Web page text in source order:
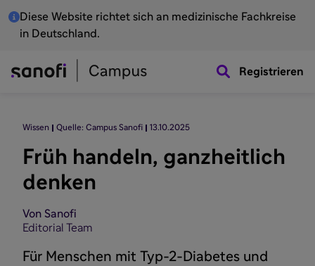
Diese Website richtet sich an medizinische Fachkreise
in Deutschland.
Registrieren
Wissen Quelle: Campus Sanofi 13.10.2025
Früh handeln, ganzheitlich
denken
Von Sanofi
Editorial Team
Für Menschen mit Typ-2-Diabetes und